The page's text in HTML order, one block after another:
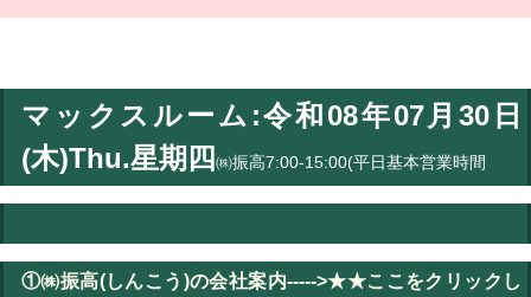
マックスルーム:令和08年07月30日
(木)Thu.星期四 ㈱振高7:00-15:00(平日基本営業時間
①㈱振高(しんこう)の会社案内----->★★ここをクリックし